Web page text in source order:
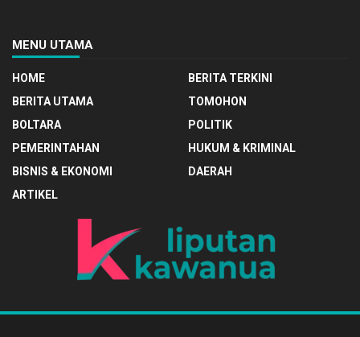
MENU UTAMA
HOME
BERITA TERKINI
BERITA UTAMA
TOMOHON
BOLTARA
POLITIK
PEMERINTAHAN
HUKUM & KRIMINAL
BISNIS & EKONOMI
DAERAH
ARTIKEL